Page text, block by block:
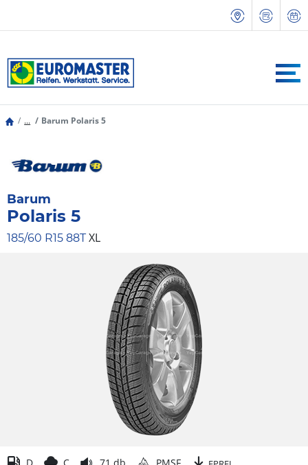
... Barum Polaris 5
Barum
Polaris 5
185/60 R15 88T XL